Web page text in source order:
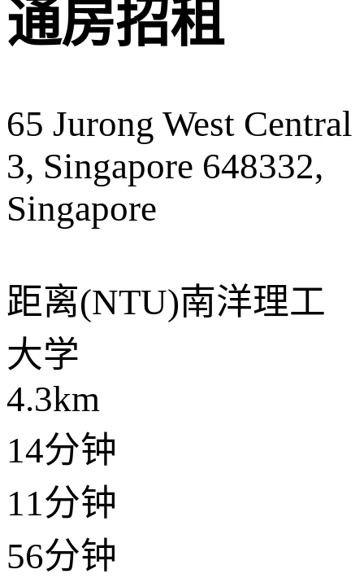
通房招租
65 Jurong West Central
3, Singapore 648332,
Singapore
距离(NTU)南洋理工
大学
4.3km
14分钟
11分钟
56分钟